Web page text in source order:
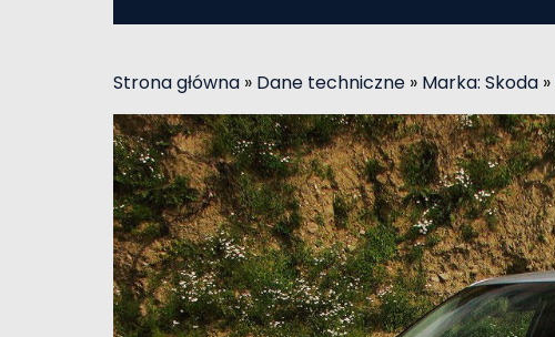
Strona główna » Dane techniczne » Marka: Skoda »